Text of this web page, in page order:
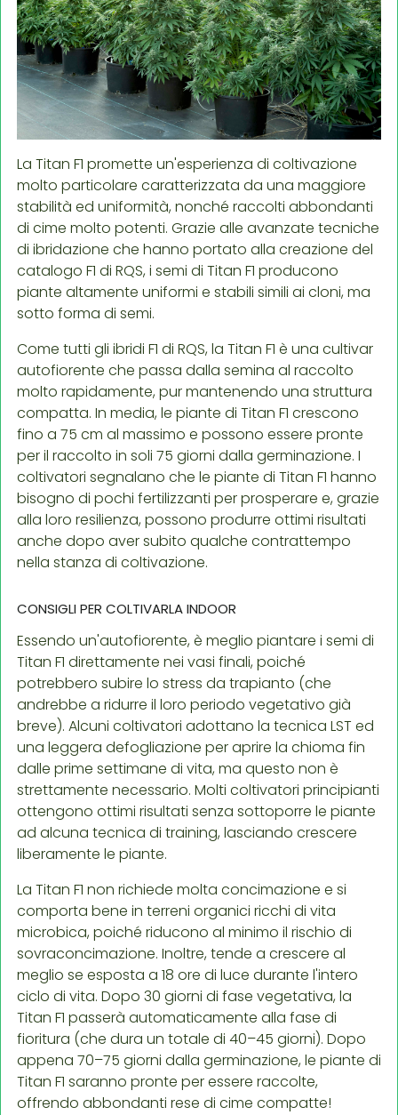
La Titan F1 promette un'esperienza di coltivazione
molto particolare caratterizzata da una maggiore
stabilità ed uniformità, nonché raccolti abbondanti
di cime molto potenti. Grazie alle avanzate tecniche
di ibridazione che hanno portato alla creazione del
catalogo F1 di RQS, i semi di Titan F1 producono
piante altamente uniformi e stabili simili ai cloni, ma
sotto forma di semi.
Come tutti gli ibridi F1 di RQS, la Titan F1 è una cultivar
autofiorente che passa dalla semina al raccolto
molto rapidamente, pur mantenendo una struttura
compatta. In media, le piante di Titan F1 crescono
fino a 75 cm al massimo e possono essere pronte
per il raccolto in soli 75 giorni dalla germinazione. I
coltivatori segnalano che le piante di Titan F1 hanno
bisogno di pochi fertilizzanti per prosperare e, grazie
alla loro resilienza, possono produrre ottimi risultati
anche dopo aver subito qualche contrattempo
nella stanza di coltivazione.
CONSIGLI PER COLTIVARLA INDOOR
Essendo un'autofiorente, è meglio piantare i semi di
Titan F1 direttamente nei vasi finali, poiché
potrebbero subire lo stress da trapianto (che
andrebbe a ridurre il loro periodo vegetativo già
breve). Alcuni coltivatori adottano la tecnica LST ed
una leggera defogliazione per aprire la chioma fin
dalle prime settimane di vita, ma questo non è
strettamente necessario. Molti coltivatori principianti
ottengono ottimi risultati senza sottoporre le piante
ad alcuna tecnica di training, lasciando crescere
liberamente le piante.
La Titan F1 non richiede molta concimazione e si
comporta bene in terreni organici ricchi di vita
microbica, poiché riducono al minimo il rischio di
sovraconcimazione. Inoltre, tende a crescere al
meglio se esposta a 18 ore di luce durante l'intero
ciclo di vita. Dopo 30 giorni di fase vegetativa, la
Titan F1 passerà automaticamente alla fase di
fioritura (che dura un totale di 40–45 giorni). Dopo
appena 70–75 giorni dalla germinazione, le piante di
Titan F1 saranno pronte per essere raccolte,
offrendo abbondanti rese di cime compatte!